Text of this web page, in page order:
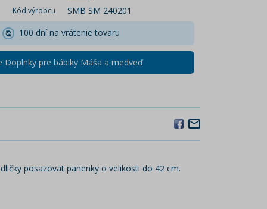
Kód výrobcu
SMB SM 240201
100 dní na vrátenie tovaru
Doplnky pre bábiky Máša a medveď
posazovat panenky o velikosti do 42 cm.